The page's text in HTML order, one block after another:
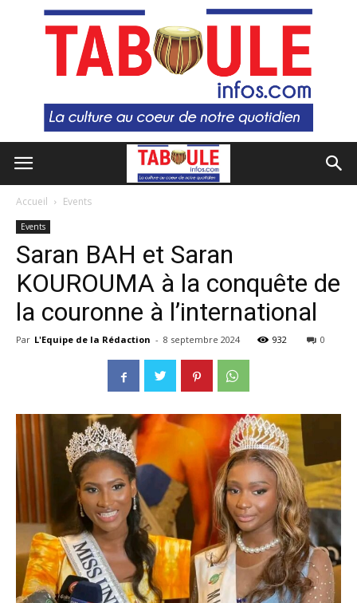
Accueil Events
Events
Saran BAH et Saran
KOUROUMA à la conquête de
la couronne à l’international
Par L'Equipe de la Rédaction - 8 septembre 2024 932 0